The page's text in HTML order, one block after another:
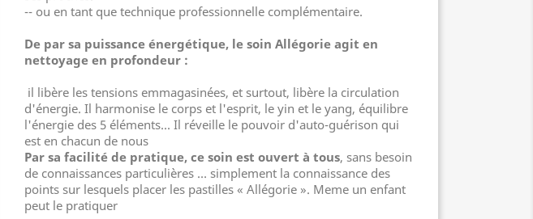
-- ou en tant que technique professionnelle complémentaire.
De par sa puissance énergétique, le soin Allégorie agit en
nettoyage en profondeur :
il libère les tensions emmagasinées, et surtout, libère la circulation
d'énergie. Il harmonise le corps et l'esprit, le yin et le yang, équilibre
l'énergie des 5 éléments... Il réveille le pouvoir d'auto-guérison qui
est en chacun de nous
Par sa facilité de pratique, ce soin est ouvert à tous, sans besoin
de connaissances particulières … simplement la connaissance des
points sur lesquels placer les pastilles « Allégorie ». Meme un enfant
peut le pratiquer